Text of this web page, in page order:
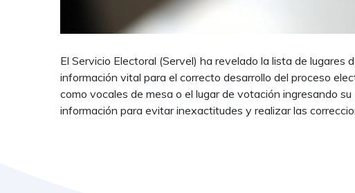
El Servicio Electoral (Servel) ha revelado la lista de
información vital para el correcto desarrollo del proceso
como vocales de mesa o el lugar de votación ingresando
información para evitar inexactitudes y realizar las